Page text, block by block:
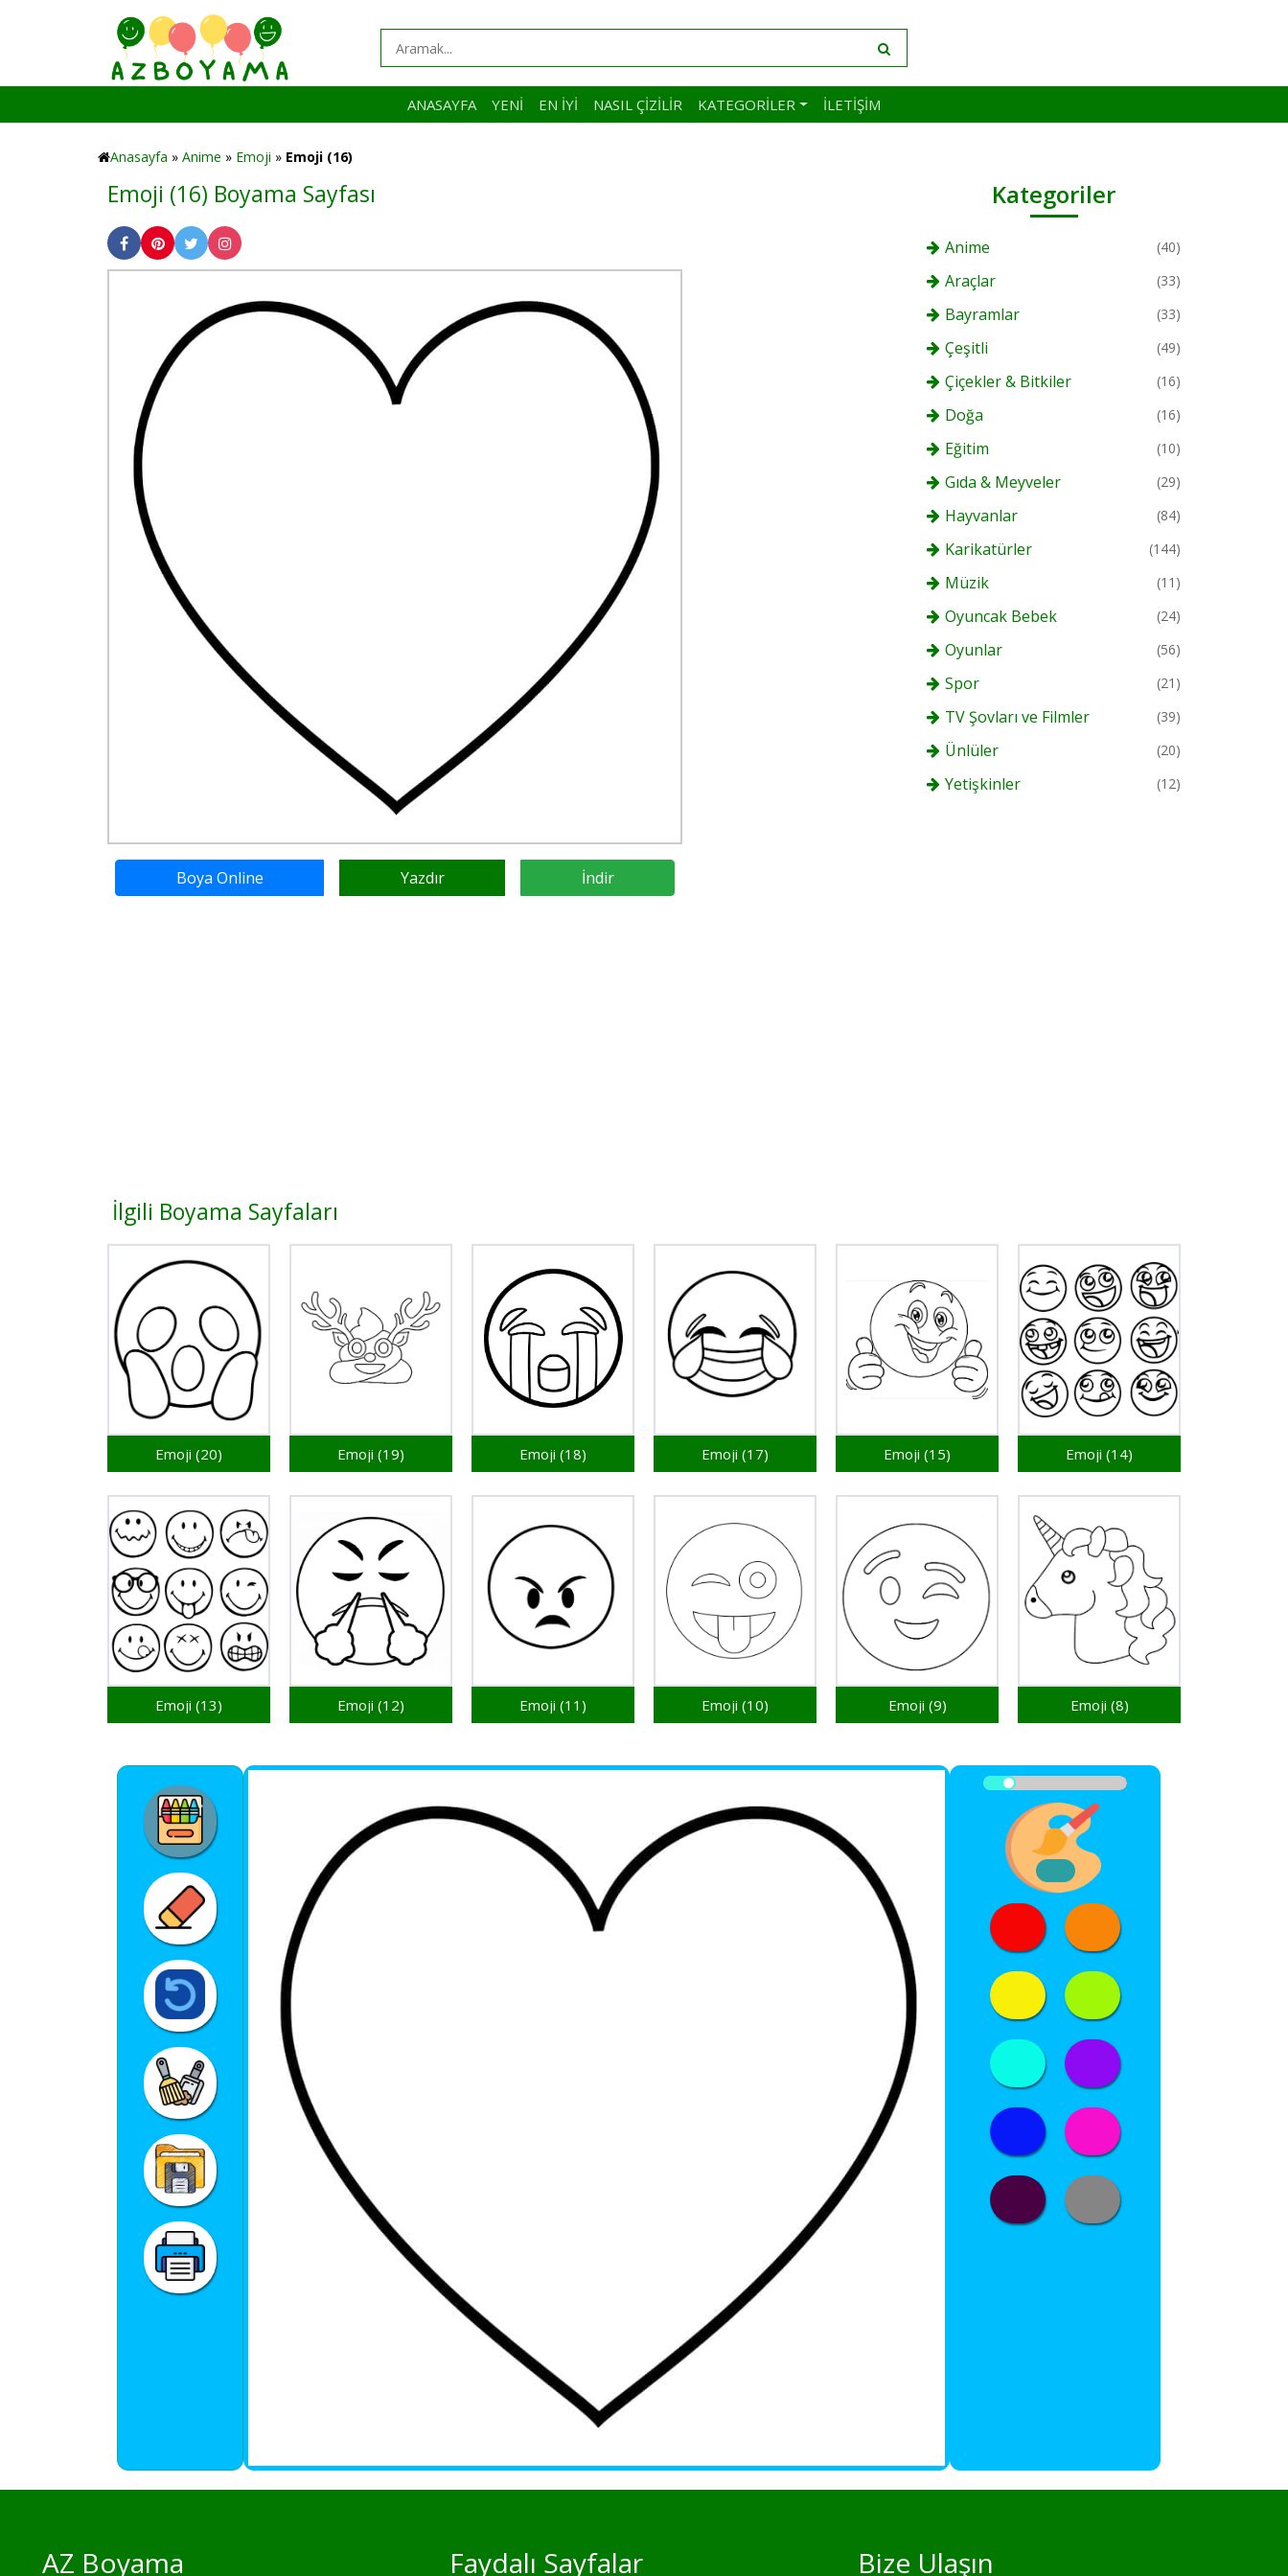
ANASAYFA YENI EN İYI NASIL ÇIZILIR KATEGORILER İLETIŞIM
Anasayfa » Anime » Emoji » Emoji (16)
Emoji (16) Boyama Sayfası
Boya Online Yazdır İndir
Kategoriler
Anime (40)
Araçlar (33)
Bayramlar (33)
Çeşitli (49)
Çiçekler & Bitkiler (16)
Doğa (16)
Eğitim (10)
Gıda & Meyveler (29)
Hayvanlar (84)
Karikatürler (144)
Müzik (11)
Oyuncak Bebek (24)
Oyunlar (56)
Spor (21)
TV Şovları ve Filmler (39)
Ünlüler (20)
Yetişkinler (12)
İlgili Boyama Sayfaları
Emoji (20) Emoji (19) Emoji (18) Emoji (17) Emoji (15) Emoji (14)
Emoji (13) Emoji (12) Emoji (11) Emoji (10) Emoji (9) Emoji (8)
AZ Boyama Faydalı Sayfalar Bize Ulaşın